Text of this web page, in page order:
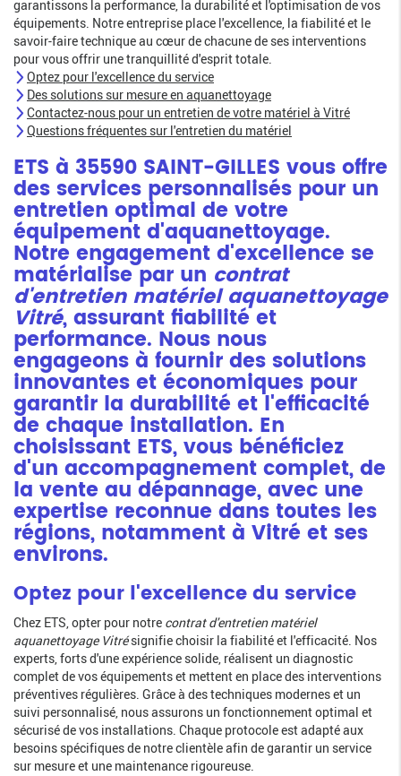
garantissons la performance, la durabilité et l'optimisation de vos
équipements. Notre entreprise place l'excellence, la fiabilité et le
savoir-faire technique au cœur de chacune de ses interventions
pour vous offrir une tranquillité d'esprit totale.
Optez pour l'excellence du service
Des solutions sur mesure en aquanettoyage
Contactez-nous pour un entretien de votre matériel à Vitré
Questions fréquentes sur l'entretien du matériel
ETS à 35590 SAINT-GILLES vous offre
des services personnalisés pour un
entretien optimal de votre
équipement d'aquanettoyage.
Notre engagement d'excellence se
matérialise par un contrat
d'entretien matériel aquanettoyage
Vitré, assurant fiabilité et
performance. Nous nous
engageons à fournir des solutions
innovantes et économiques pour
garantir la durabilité et l'efficacité
de chaque installation. En
choisissant ETS, vous bénéficiez
d'un accompagnement complet, de
la vente au dépannage, avec une
expertise reconnue dans toutes les
régions, notamment à Vitré et ses
environs.
Optez pour l'excellence du service
Chez ETS, opter pour notre contrat d'entretien matériel
aquanettoyage Vitrésignifie choisir la fiabilité et l'efficacité. Nos
experts, forts d'une expérience solide, réalisent un diagnostic
complet de vos équipements et mettent en place des interventions
préventives régulières. Grâce à des techniques modernes et un
suivi personnalisé, nous assurons un fonctionnement optimal et
sécurisé de vos installations. Chaque protocole est adapté aux
besoins spécifiques de notre clientèle afin de garantir un service
sur mesure et une maintenance rigoureuse.